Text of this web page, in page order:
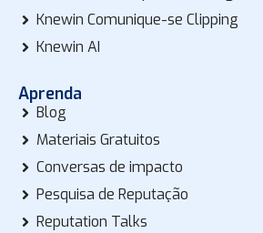
Knewin Comunique-se Clipping
Knewin AI
Aprenda
Blog
Materiais Gratuitos
Conversas de impacto
Pesquisa de Reputação
Reputation Talks